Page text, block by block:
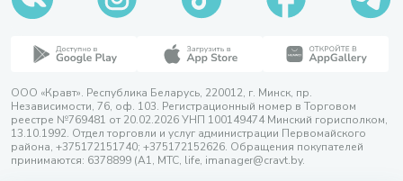
ООО «Кравт». Республика Беларусь, 220012, г. Минск, пр.
Независимости, 76, оф. 103. Регистрационный номер в Торговом
реестре №769481 от 20.02.2026 УНП 100149474 Минский горисполком,
13.10.1992. Отдел торговли и услуг администрации Первомайского
района, +375172151740; +375172152626. Обращения покупателей
принимаются: 6378899 (А1, МТС, life, imanager@cravt.by.